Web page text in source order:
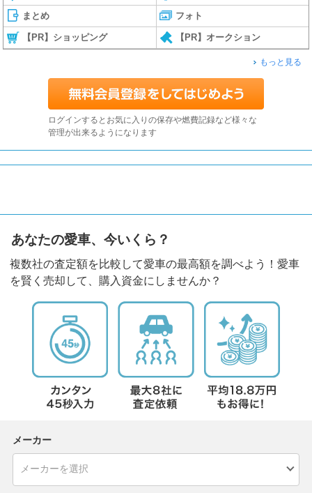
まとめ フォト
【PR】ショッピング 【PR】オークション
もっと見る
ログインするとお気に入りの保存や燃費記録など様々な
管理が出来るようになります
あなたの愛車、今いくら？
複数社の査定額を比較して愛車の最高額を調べよう！愛車
を賢く売却して、購入資金にしませんか？
メーカー